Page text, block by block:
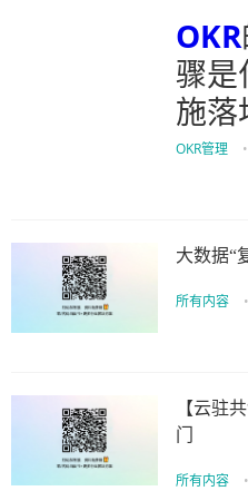
OKR
骤是
施落
OKR管理 •
大数据“
所有内容 •
【云驻
门
所有内容 •